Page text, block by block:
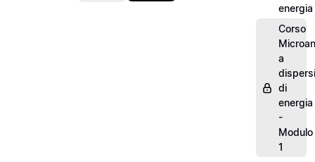
energia
Corso
a
di
energia
-
Modulo
1